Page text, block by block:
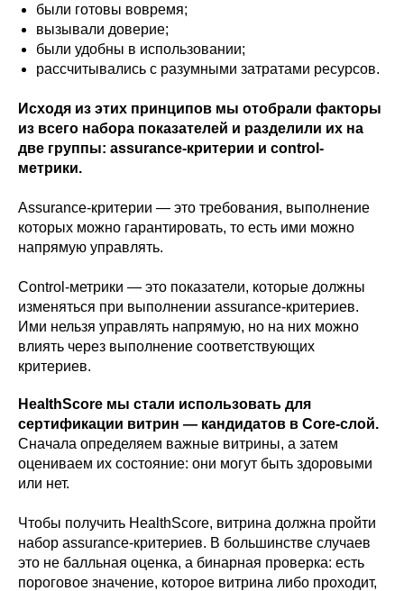
были готовы вовремя;
вызывали доверие;
были удобны в использовании;
рассчитывались с разумными затратами ресурсов.
Исходя из этих принципов мы отобрали факторы
из всего набора показателей и разделили их на
две группы: assurance-критерии и control-
метрики.
Assurance-критерии — это требования, выполнение
которых можно гарантировать, то есть ими можно
напрямую управлять.
Control-метрики — это показатели, которые должны
изменяться при выполнении assurance-критериев.
Ими нельзя управлять напрямую, но на них можно
влиять через выполнение соответствующих
критериев.
HealthScore мы стали использовать для
сертификации витрин — кандидатов в Core-слой.
Сначала определяем важные витрины, а затем
оцениваем их состояние: они могут быть здоровыми
или нет.
Чтобы получить HealthScore, витрина должна пройти
набор assurance-критериев. В большинстве случаев
это не балльная оценка, а бинарная проверка: есть
пороговое значение, которое витрина либо проходит,